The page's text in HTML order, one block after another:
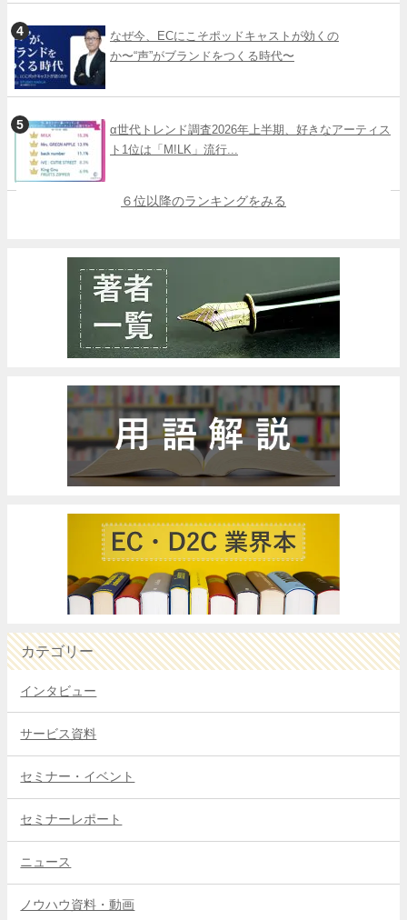
なぜ今、ECにこそポッドキャストが効くの
か〜“声”がブランドをつくる時代〜
α世代トレンド調査2026年上半期、好きなアーティス
ト1位は「M!LK」流行...
６位以降のランキングをみる
カテゴリー
インタビュー
サービス資料
セミナー・イベント
セミナーレポート
ニュース
ノウハウ資料・動画